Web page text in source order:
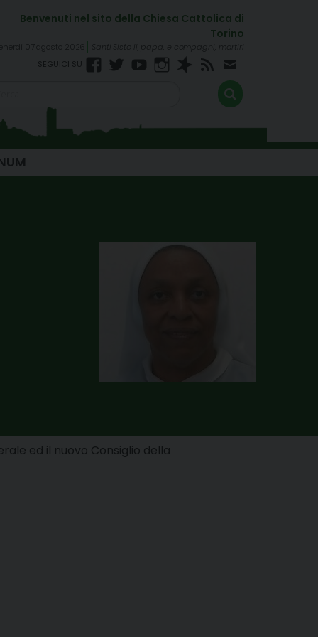
venerdì 07 agosto 2026
Facebook
TwitterYouTubeInstagram
Spreaker
RSS
FEED
Newsletter
ed il nuovo Consiglio della